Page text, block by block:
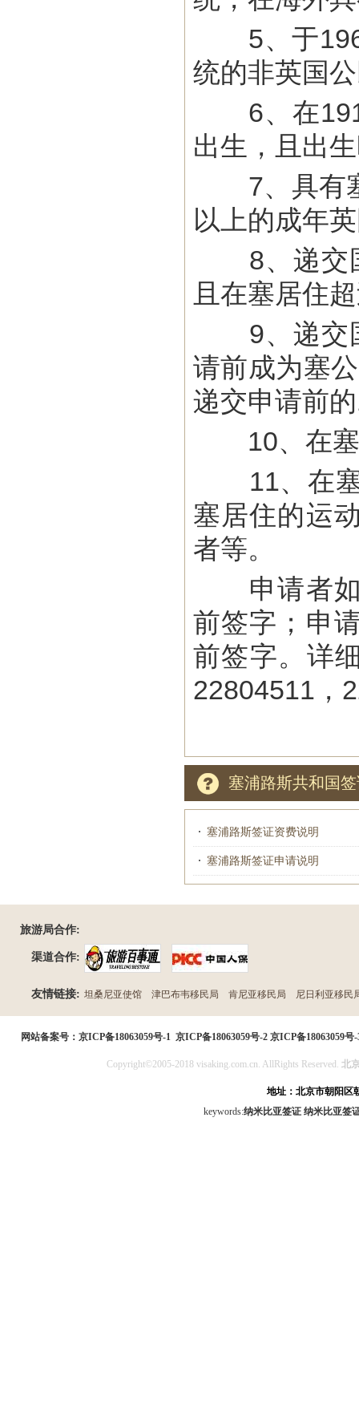
5、于1960
统的非英国
6、在1914
出生，且出
7、具有塞
以上的成年
8、递交国
且在塞居住
9、递交国
请前成为塞
递交申请前
10、在塞
11、在塞
塞居住的运
者等。
申请者如
前签字；申
前签字。详
22804511，
塞浦路斯共和国
塞浦路斯签证资费说明
塞浦路斯签证申请说明
旅游局合作:
渠道合作:
友情链接: 坦桑尼亚使馆 津巴布韦移民局 肯尼亚移民局 尼日利亚移民
网站备案号： 京ICP备18063059号-1 京ICP备18063059号-2 京ICP备18063059号-
Copyright©2005-2018 visaking.com.cn. AllRights Reserved. 北
地址：北京市朝阳区
keywords:纳米比亚签证 纳米比亚签